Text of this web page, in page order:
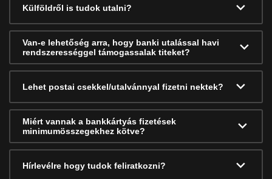
Külföldről is tudok utalni?
Van-e lehetőség arra, hogy banki utalással havi
rendszerességgel támogassalak titeket?
Lehet postai csekkel/utalvánnyal fizetni nektek?
Miért vannak a bankkártyás fizetések
minimumösszegekhez kötve?
Hírlevélre hogy tudok feliratkozni?